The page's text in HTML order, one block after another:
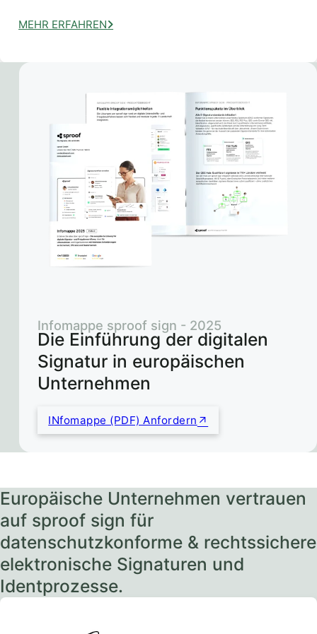
MEHR ERFAHREN
Die Einführung der digitalen
Signatur in europäischen
Unternehmen
Infomappe sproof sign - 2025
INfomappe (PDF) Anfordern
Europäische Unternehmen vertrauen
auf sproof sign für
datenschutzkonforme & rechtssichere
elektronische Signaturen und
Identprozesse.